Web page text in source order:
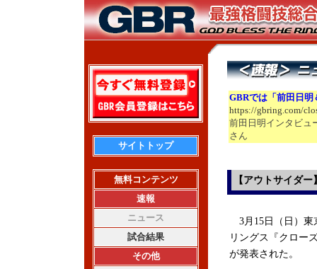
サイトトップ
無料コンテンツ
速報
ニュース
試合結果
その他
GBRでは「前田日
https://gbring.com/
前田日明インタビュ
さん
【アウトサイダ
3月15日（日）東
リングス『クロー
が発表された。